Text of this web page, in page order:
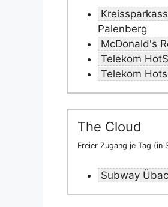
Palenberg
McDonald's
Telekom
Telekom
The Cloud
Freier Zugang je Tag (in
Subway